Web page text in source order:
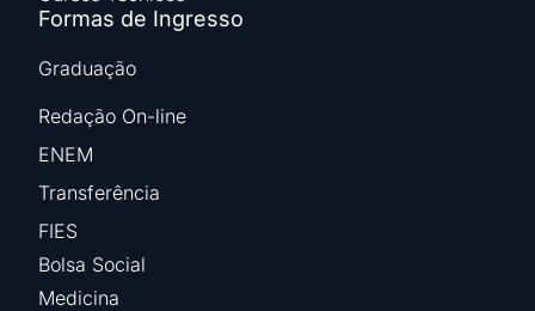
Formas de Ingresso
Graduação
Redação On-line
ENEM
Transferência
FIES
Bolsa Social
Medicina